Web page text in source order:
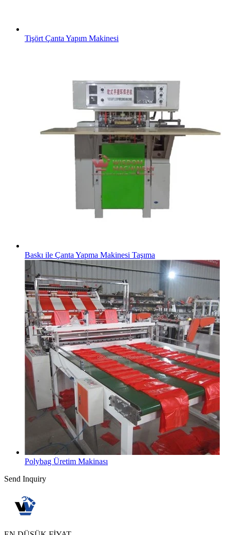
Tişört Çanta Yapım Makinesi
Baskı ile Çanta Yapma Makinesi Taşıma
Polybag Üretim Makinası
Send Inquiry